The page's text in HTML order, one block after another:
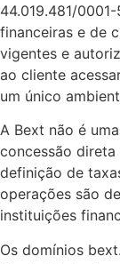
44.019.481/
financeiras e de
vigentes e
ao cliente
um único
A Bext não é
concessão
definição de
operações são
instituições
Os domínios